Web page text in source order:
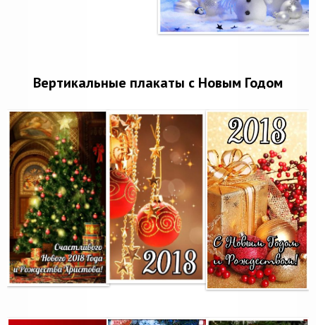
Вертикальные плакаты с Новым Годом